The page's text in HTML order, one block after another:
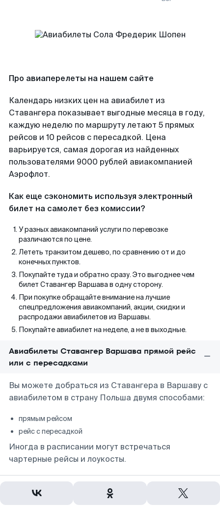
Про авиаперелеты на нашем сайте
Календарь низких цен на авиабилет из
Ставангера показывает выгодные месяца в году,
каждую неделю по маршруту летают 5 прямых
рейсов и 10 рейсов с пересадкой. Цена
варьируется, самая дорогая из найденных
пользователями 9000 рублей авиакомпанией
Аэрофлот.
Как еще сэкономить используя электронный
билет на самолет без комиссии?
У разных авиакомпаний услуги по перевозке
различаются по цене.
Лететь транзитом дешево, по сравнению от и до
конечных пунктов.
Покупайте туда и обратно сразу. Это выгоднее чем
билет Ставангер Варшава в одну сторону.
При покупке обращайте внимание на лучшие
спецпредложения авиакомпаний, акции, скидки и
распродажи авиабилетов из Варшавы.
Покупайте авиабилет на неделе, а не в выходные.
Авиабилеты Ставангер Варшава прямой рейс
или с пересадками
Вы можете добраться из Ставангера в Варшаву с
авиабилетом в страну Польша двумя способами:
прямым рейсом
рейс с пересадкой
Иногда в расписании могут встречаться
чартерные рейсы и лоукосты.